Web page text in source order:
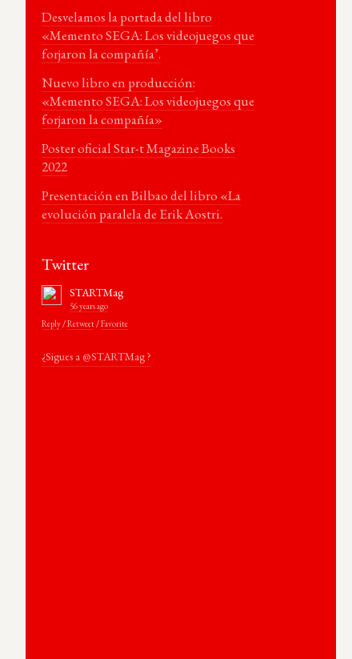
Desvelamos la portada del libro
«Memento SEGA: Los videojuegos que
forjaron la compañía’.
Nuevo libro en producción:
«Memento SEGA: Los videojuegos que
forjaron la compañía»
Poster oficial Star-t Magazine Books
2022
Presentación en Bilbao del libro «La
evolución paralela de Erik Aostri.
Twitter
STARTMag
56 years ago
Reply/Retweet/Favorite
¿Sigues a @STARTMag ?